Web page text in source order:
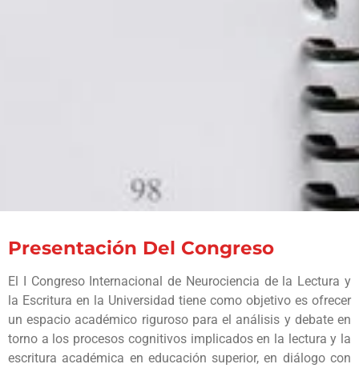
Presentación Del Congreso
El I Congreso Internacional de Neurociencia de la Lectura y
la Escritura en la Universidad tiene como objetivo es ofrecer
un espacio académico riguroso para el análisis y debate en
torno a los procesos cognitivos implicados en la lectura y la
escritura académica en educación superior, en diálogo con